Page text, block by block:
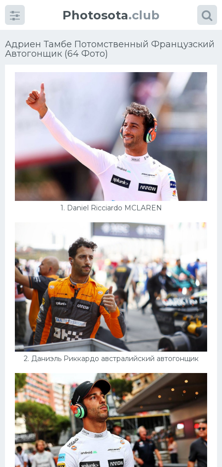
Photosota.club
Адриен Тамбе Потомственный Французский
Автогонщик (64 Фото)
1. Daniel Ricciardo MCLAREN
2. Даниэль Риккардо австралийский автогонщик
Категории
Много картинок...
Футбол
Баскетбол
Конькобежный спорт
Тренажеры
Интерьеры квартир